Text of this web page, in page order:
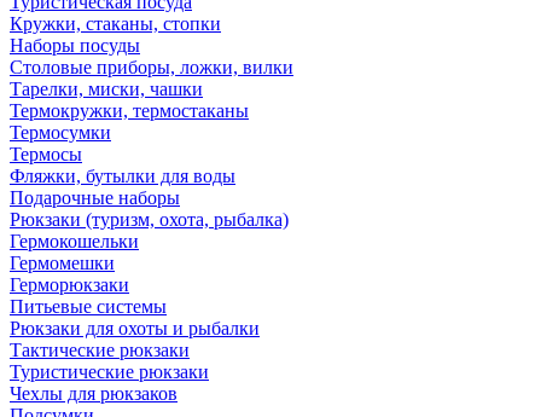
Кружки, стаканы, стопки
Наборы посуды
Столовые приборы, ложки, вилки
Тарелки, миски, чашки
Термокружки, термостаканы
Термосумки
Термосы
Фляжки, бутылки для воды
Подарочные наборы
Рюкзаки (туризм, охота, рыбалка)
Гермокошельки
Гермомешки
Герморюкзаки
Питьевые системы
Рюкзаки для охоты и рыбалки
Тактические рюкзаки
Туристические рюкзаки
Чехлы для рюкзаков